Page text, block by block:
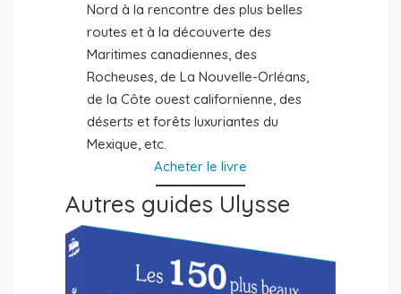
Nord à la rencontre des plus belles
routes et à la découverte des
Maritimes canadiennes, des
Rocheuses, de La Nouvelle-Orléans,
de la Côte ouest californienne, des
déserts et forêts luxuriantes du
Mexique, etc.
Acheter le livre
Autres guides Ulysse